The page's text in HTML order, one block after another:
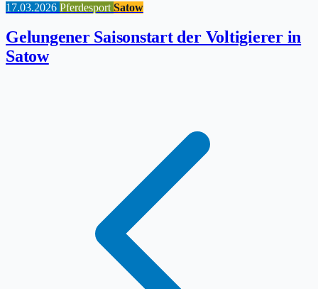
17.03.2026 Pferdesport Satow
Gelungener Saisonstart der Voltigierer in
Satow